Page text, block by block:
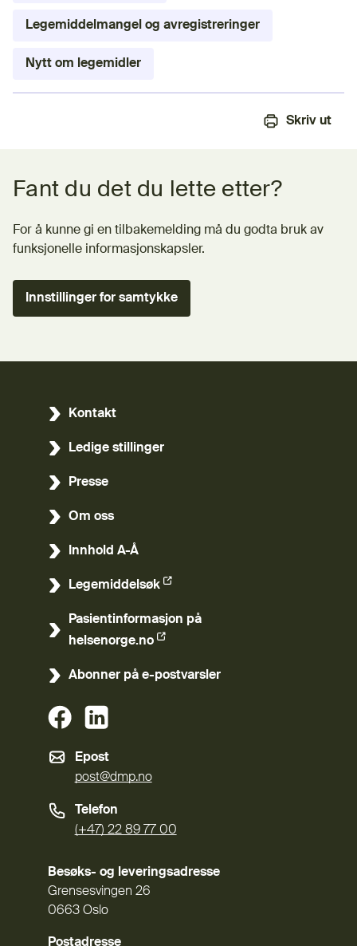
Legemiddelmangel og avregistreringer
Nytt om legemidler
Skriv ut
Fant du det du lette etter?
For å kunne gi en tilbakemelding må du godta bruk av
funksjonelle informasjonskapsler.
Innstillinger for samtykke
Kontakt
Ledige stillinger
Presse
Om oss
Innhold A-Å
Legemiddelsøk
(Ekstern lenke)
Pasientinformasjon på
helsenorge.no
(Ekstern lenke)
Abonner på e-postvarsler
(Ekstern lenke)
Epost
post@dmp.no
Telefon
(+47) 22 89 77 00
Besøks- og leveringsadresse
Grensesvingen 26
0663 Oslo
Postadresse